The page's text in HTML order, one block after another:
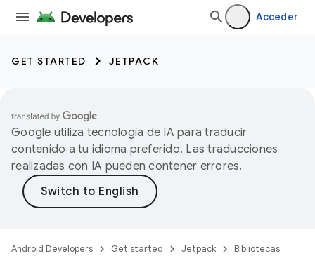
Acceder
GET STARTED JETPACK
Google utiliza tecnología de IA para traducir
contenido a tu idioma preferido. Las traducciones
realizadas con IA pueden contener errores.
Android Developers Get started Jetpack Bibliotecas